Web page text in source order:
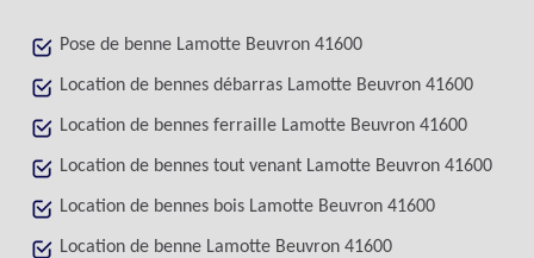
Pose de benne Lamotte Beuvron 41600
Location de bennes débarras Lamotte Beuvron 41600
Location de bennes ferraille Lamotte Beuvron 41600
Location de bennes tout venant Lamotte Beuvron 41600
Location de bennes bois Lamotte Beuvron 41600
Location de benne Lamotte Beuvron 41600